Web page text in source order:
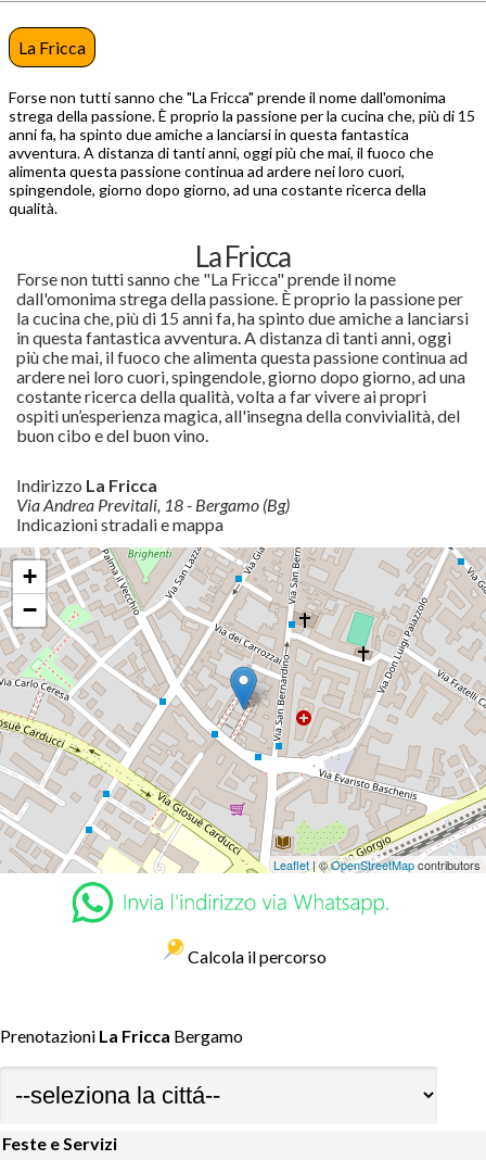
La Fricca
Forse non tutti sanno che "La Fricca" prende il nome dall'omonima
strega della passione. È proprio la passione per la cucina che, più di 15
anni fa, ha spinto due amiche a lanciarsi in questa fantastica
avventura. A distanza di tanti anni, oggi più che mai, il fuoco che
alimenta questa passione continua ad ardere nei loro cuori,
spingendole, giorno dopo giorno, ad una costante ricerca della
qualità.
La Fricca
Forse non tutti sanno che "La Fricca" prende il nome
dall'omonima strega della passione. È proprio la passione per
la cucina che, più di 15 anni fa, ha spinto due amiche a lanciarsi
in questa fantastica avventura. A distanza di tanti anni, oggi
più che mai, il fuoco che alimenta questa passione continua ad
ardere nei loro cuori, spingendole, giorno dopo giorno, ad una
costante ricerca della qualità, volta a far vivere ai propri
ospiti un’esperienza magica, all'insegna della convivialità, del
buon cibo e del buon vino.
Indirizzo La Fricca
Via Andrea Previtali, 18 - Bergamo (Bg)
Indicazioni stradali e mappa
+
−
Leaflet| ©OpenStreetMapcontributors
Calcola il percorso
Prenotazioni La Fricca Bergamo
Feste e Servizi